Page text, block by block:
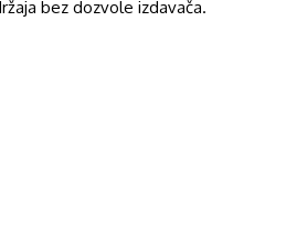
bez dozvole izdavača.